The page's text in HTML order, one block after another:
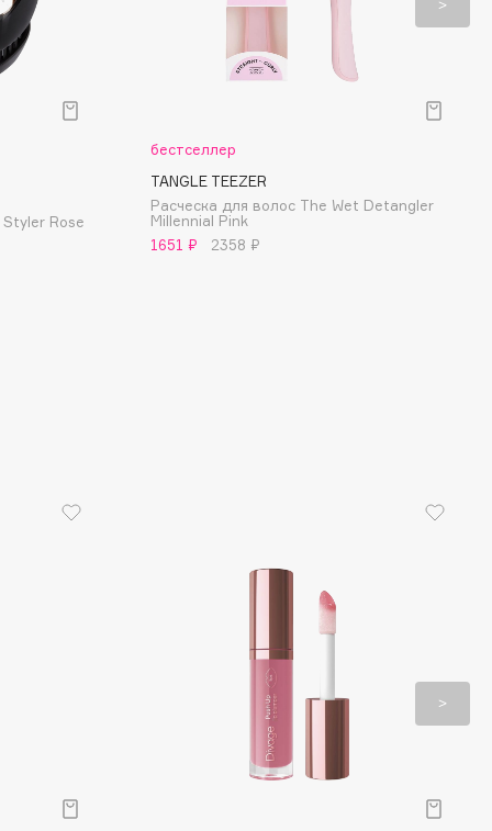
Rose
бестселлер
TANGLE TEEZER
Расческа для волос The Wet Detangler
Millennial Pink
1651 ₽
2358 ₽